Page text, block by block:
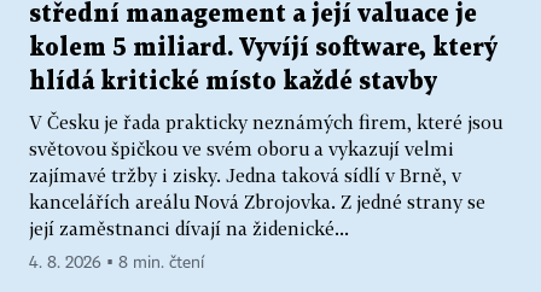
střední management a její valuace je
kolem 5 miliard. Vyvíjí software, který
hlídá kritické místo každé stavby
V Česku je řada prakticky neznámých firem, které jsou
světovou špičkou ve svém oboru a vykazují velmi
zajímavé tržby i zisky. Jedna taková sídlí v Brně, v
kancelářích areálu Nová Zbrojovka. Z jedné strany se
její zaměstnanci dívají na židenické...
4. 8. 2026 ▪ 8 min. čtení